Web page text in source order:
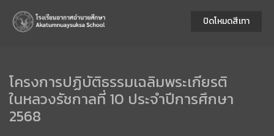
โครงการปฏิบัติธรรมเฉลิมพระเกียรติ
ในหลวงรัชกาลที่ 10 ประจำปีการศึกษา
2568
ปิดโหมดสีเทา